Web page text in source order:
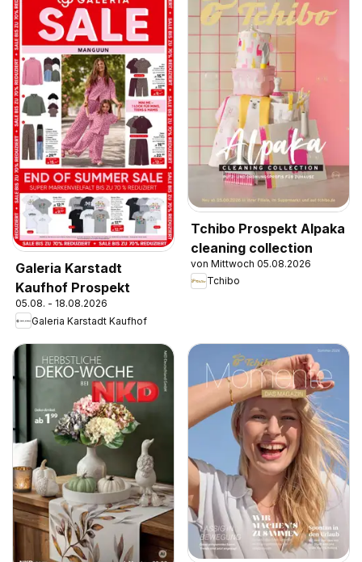
Galeria Karstadt
Kaufhof Prospekt
05.08. - 18.08.2026
Galeria Karstadt Kaufhof
Tchibo Prospekt Alpaka
cleaning collection
von Mittwoch 05.08.2026
Tchibo